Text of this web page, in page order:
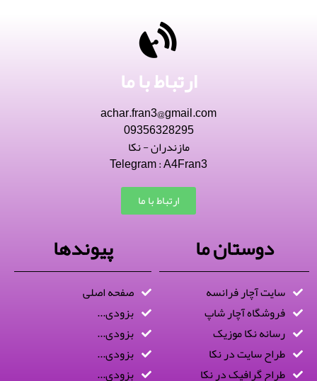
ارتباط با ما
achar.fran3@gmail.com
09356328295
مازندران - نکا
Telegram : A4Fran3
ارتباط با ما
دوستان ما
سایت آچار فرانسه
فروشگاه آچار شاپ
رسانه نکا موزیک
طراح سایت در نکا
طراح گرافیک در نکا
پیوندها
صفحه اصلی
بزودی...
بزودی...
بزودی...
بزودی...